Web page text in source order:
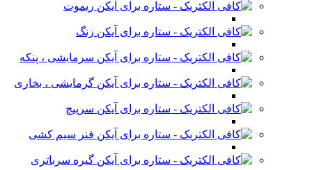
ریموت
زنگ
سرمایشی ، پنکه
گرمایشی ، بخاری
سرپیچ
فنر سیم کشی
گیره سرباتری